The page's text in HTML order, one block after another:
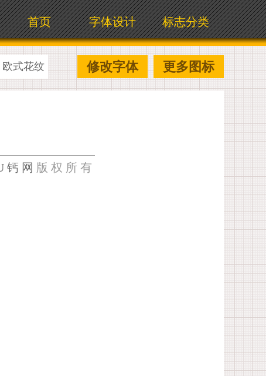
标志分类
字体设计
首页
欧式花纹 更多图标
修改字体
钙网 版权所有